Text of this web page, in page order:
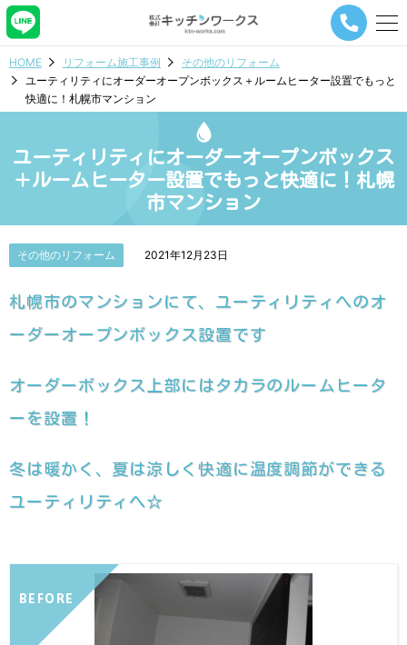
メ
ー
ビ
シ
ョ
ン
タ
HOME リフォーム施工事例
その他のリフォーム
ユーティリティにオーダーオープンボックス＋ルームヒーター設置でもっと
快適に！札幌市マンション
ユーティリティにオーダーオープンボックス
＋ルームヒーター設置でもっと快適に！札幌
市マンション
その他のリフォーム 2021年12月23日
札幌市のマンションにて、ユーティリティへのオ
ーダーオープンボックス設置です
オーダーボックス上部にはタカラのルームヒータ
ーを設置！
冬は暖かく、夏は涼しく快適に温度調節ができる
ユーティリティへ☆
BEFORE